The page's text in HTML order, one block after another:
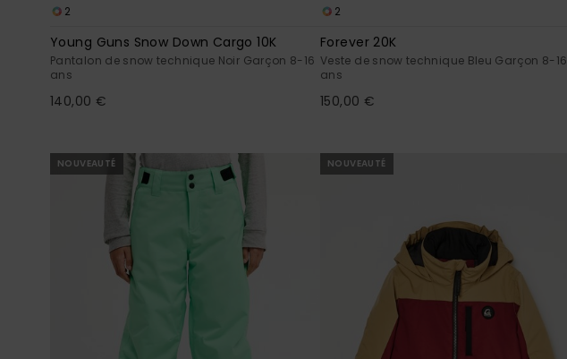
2
Young Guns Snow Down Cargo 10K
Pantalon de snow technique Noir Garçon 8-16
ans
140,00 €
2
Forever 20K
Veste de snow technique Bleu Garçon 8-16
ans
150,00 €
NOUVEAUTÉ NOUVEAUTÉ